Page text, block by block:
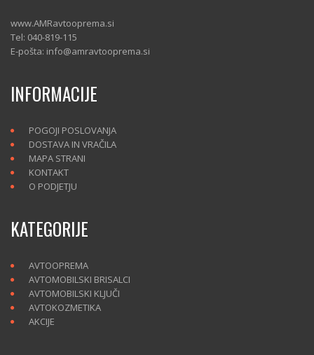
www.AMRavtooprema.si
Tel: 040-819-115
E-pošta: info@amravtooprema.si
INFORMACIJE
POGOJI POSLOVANJA
DOSTAVA IN VRAČILA
MAPA STRANI
KONTAKT
O PODJETJU
KATEGORIJE
AVTOOPREMA
AVTOMOBILSKI BRISALCI
AVTOMOBILSKI KLJUČI
AVTOKOZMETIKA
AKCIJE